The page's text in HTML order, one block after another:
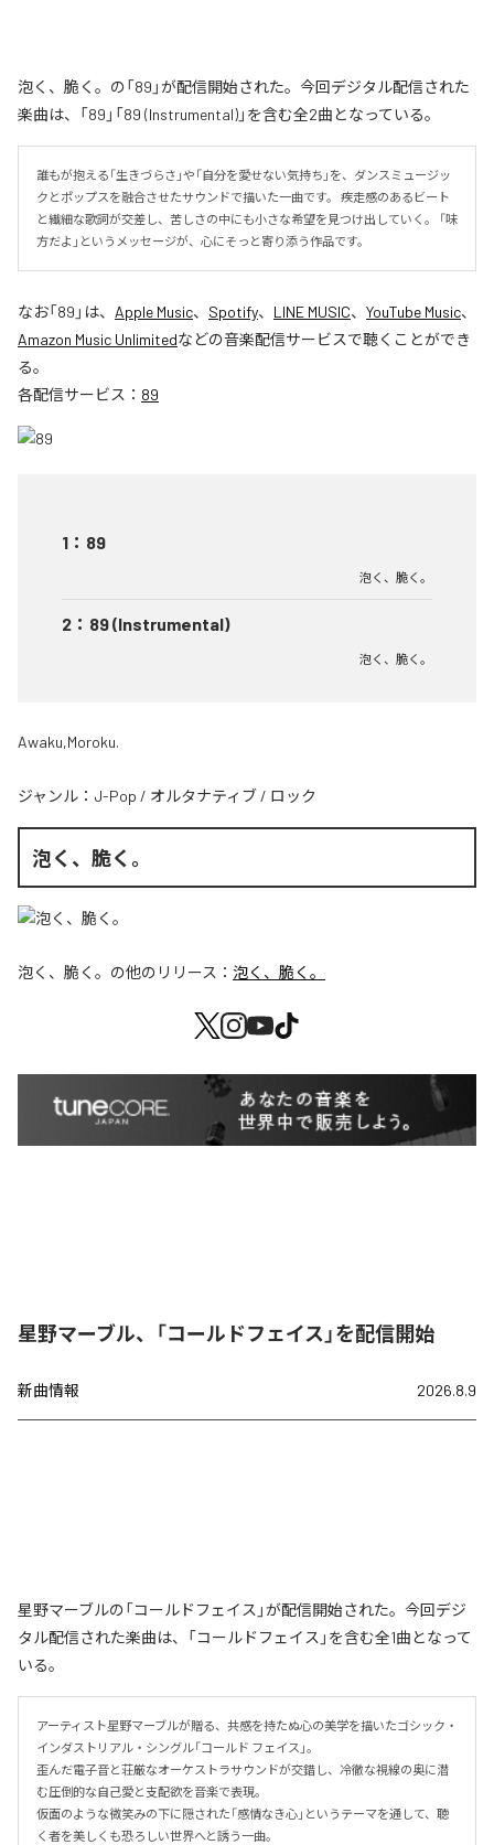
泡く、脆く。の「89」が配信開始された。今回デジタル配信された
楽曲は、「89」「89 (Instrumental)」を含む全2曲となっている。
誰もが抱える「生きづらさ」や「自分を愛せない気持ち」を、ダンスミュージッ
クとポップスを融合させたサウンドで描いた一曲です。 疾走感のあるビート
と繊細な歌詞が交差し、苦しさの中にも小さな希望を見つけ出していく。 「味
方だよ」というメッセージが、心にそっと寄り添う作品です。
なお「89 」は、 Apple Music、 Spotify、 LINE MUSIC、 YouTube Music、
Amazon Music Unlimitedなどの音楽配信サービスで聴くことができ
る。
各配信サービス： 89
1 ： 89
泡く、脆く。
2 ： 89 (Instrumental)
泡く、脆く。
Awaku,Moroku.
ジャンル： J-Pop / オルタナティブ / ロック
泡く、脆く。
泡く、脆く。 の他のリリース： 泡く、脆く。
星野マーブル、「コールドフェイス」を配信開始
新曲情報 2026.8.9
星野マーブルの「コールドフェイス」が配信開始された。今回デジ
タル配信された楽曲は、「コールドフェイス」を含む全1曲となって
いる。
アーティスト星野マーブルが贈る、共感を持たぬ心の美学を描いたゴシック・
インダストリアル・シングル「コールド フェイス」。
歪んだ電子音と荘厳なオーケストラサウンドが交錯し、冷徹な視線の奥に潜
む圧倒的な自己愛と支配欲を音楽で表現。
仮面のような微笑みの下に隠された「感情なき心」というテーマを通して、聴
く者を美しくも恐ろしい世界へと誘う一曲。